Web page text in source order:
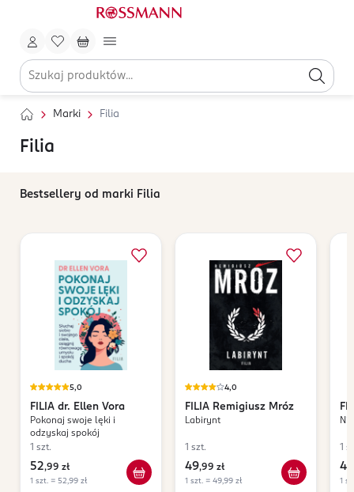
Marki Filia
Filia
Bestsellery od marki Filia
5,0
FILIA dr. Ellen Vora
Pokonaj swoje lęki i
odzyskaj spokój
1 szt.
52,99 zł
1 szt. = 52,99 zł
4,0
FILIA Remigiusz Mróz
Labirynt
1 szt.
49,99 zł
1 szt. = 49,99 zł
1
49
1